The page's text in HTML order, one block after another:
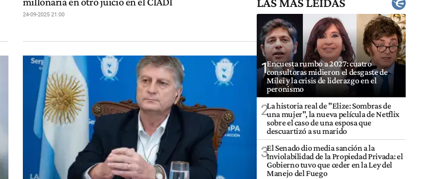
24-09-2025 21:00
1Encuesta rumbo a 2027: cuatro
consultoras midieron el desgaste de
Milei y la crisis de liderazgo en el
peronismo
2La historia real de "Elize: Sombras de
una mujer", la nueva película de Netflix
sobre el caso de una esposa que
descuartizó a su marido
3El Senado dio media sanción a la
Inviolabilidad de la Propiedad Privada: el
Gobierno tuvo que ceder en la Ley del
Manejo del Fuego